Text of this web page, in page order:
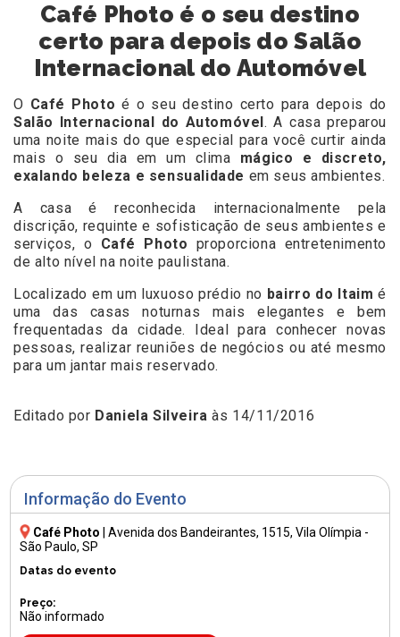
Informação do Evento
Café Photo |Avenida dos Bandeirantes, 1515, Vila Olímpia -
São Paulo, SP
Datas do evento
Preço:
Não informado
Café Photo é o seu destino
certo para depois do Salão
Internacional do Automóvel
O Café Photo é o seu destino certo para depois do
Salão Internacional do Automóvel . A casa preparou
uma noite mais do que especial para você curtir ainda
mais o seu dia em um clima mágico e discreto,
exalando beleza e sensualidade em seus ambientes.
A casa é reconhecida internacionalmente pela
discrição, requinte e sofisticação de seus ambientes e
serviços, o Café Photo proporciona entretenimento
de alto nível na noite paulistana.
Localizado em um luxuoso prédio no bairro do Itaimé
uma das casas noturnas mais elegantes e bem
frequentadas da cidade. Ideal para conhecer novas
pessoas, realizar reuniões de negócios ou até mesmo
para um jantar mais reservado.
Editado por Daniela Silveira às 14/11/2016